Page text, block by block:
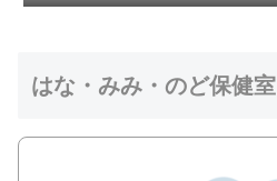
はな・みみ・のど保健室